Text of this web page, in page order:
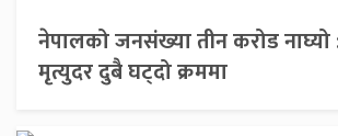
नेपालको जनसंख्या तीन करोड नाघ्यो
मृत्युदर दुबै घट्दो क्रममा